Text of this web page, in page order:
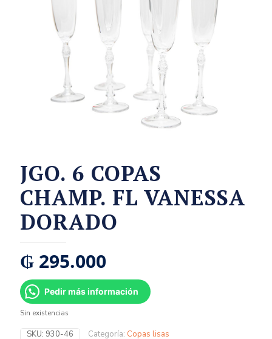
JGO. 6 COPAS
CHAMP. FL VANESSA
DORADO
₲ 295.000
Pedir más información
Sin existencias
SKU: 930-46 Categoría: Copas lisas